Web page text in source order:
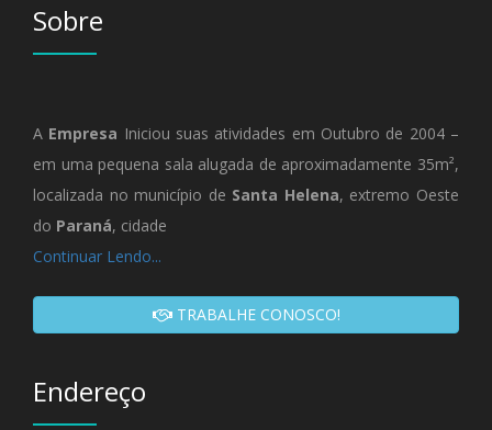
Sobre
A Empresa Iniciou suas atividades em Outubro de 2004 –
em uma pequena sala alugada de aproximadamente 35m²,
localizada no município de Santa Helena, extremo Oeste
do Paraná, cidade
Continuar Lendo...
TRABALHE CONOSCO!
Endereço